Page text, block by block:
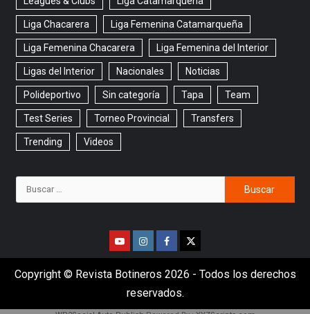
Liga Chacarera Liga Femenina Catamarqueña
Liga Femenina Chacarera Liga Femenina del Interior
Ligas del Interior Nacionales Noticias
Polideportivo Sin categoría Tapa Team
Test Series Torneo Provincial Transfers
Trending Videos
Copyright © Revista Botineros 2026 - Todos los derechos
reservados.